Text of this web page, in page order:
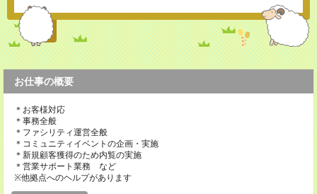
お仕事の概要
＊お客様対応
＊事務全般
＊ファシリティ運営全般
＊コミュニティイベントの企画・実施
＊新規顧客獲得のため内覧の実施
＊営業サポート業務 など
※他拠点へのヘルプがあります